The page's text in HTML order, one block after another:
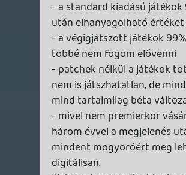
Megértem a videójáték-gyűjtők
csalódottságát, mert én is hosszú ideig
annak tartottam magam. Két-három éve
viszont nagyrészt elengedtem a fizikai
gyűjteményemet, részben azért, mert be
kellett látnom: PC-n és főleg VR-ban ez a
korszak már véget ért. PS5-re két
kezemen meg tudom számolni, hány
lemezt/játékot vettem összesen...
Korábban én is nagyon digitális vásárlás
ellenes voltam, de idővel sikerült
különválasztanom a gyűjtés és a birtoklás
élményét magától a játékélménytől. Nem
örülök annak, hogy a tulajdonjog helyett